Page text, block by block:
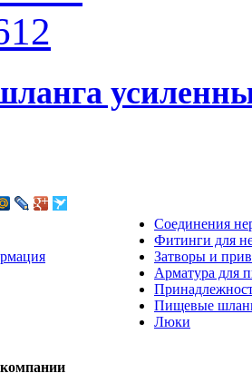
Соединения
Фитинги для
Затворы и
Арматура для
Пищевые
Люки